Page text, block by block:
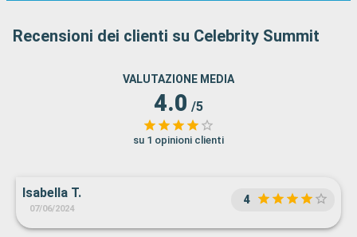
Recensioni dei clienti su Celebrity Summit
VALUTAZIONE MEDIA
4.0 /5
su 1 opinioni clienti
Isabella T.
07/06/2024
4